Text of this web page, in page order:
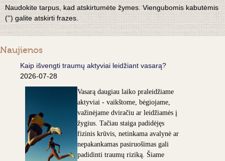
Naudokite tarpus, kad atskirtumėte žymes. Viengubomis kabutėmis
('') galite atskirti frazes.
Naujienos
Kaip išvengti traumų aktyviai leidžiant vasarą?
2026-07-28
Vasarą daugiau laiko praleidžiame
aktyviai - vaikštome, bėgiojame,
važinėjame dviračiu ar leidžiamės į
žygius. Tačiau staiga padidėjęs
fizinis krūvis, netinkama avalynė ar
nepakankamas pasiruošimas gali
padidinti traumų riziką. Šiame